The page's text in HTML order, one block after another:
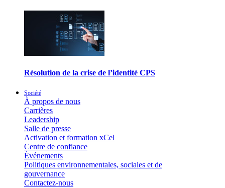
Résolution de la crise de l’identité CPS
Société
À propos de nous
Carrières
Leadership
Salle de presse
Activation et formation xCel
Centre de confiance
Événements
Politiques environnementales, sociales et de
gouvernance
Contactez-nous